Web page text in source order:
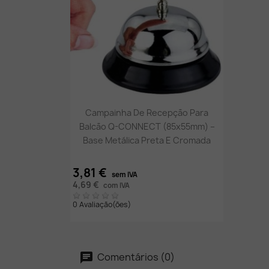
Vista rápida
Campainha De Recepção Para
Balcão Q-CONNECT (85x55mm) –
Base Metálica Preta E Cromada
3,81 € sem IVA
4,69 € com IVA
0 Avaliação(ões)
Comentários (0)